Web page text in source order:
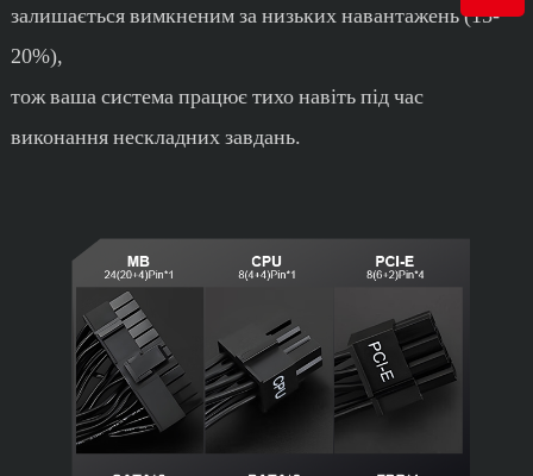
залишається вимкненим за низьких навантажень (15-
20%),
тож ваша система працює тихо навіть під час
виконання нескладних завдань.